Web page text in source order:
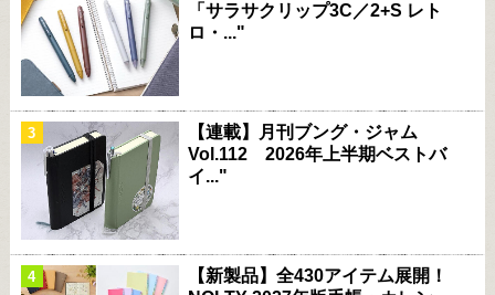
「サラサクリップ3C／2+S レト
ロ・..."
【連載】月刊ブング・ジャム
Vol.112 2026年上半期ベストバ
イ..."
【新製品】全430アイテム展開！